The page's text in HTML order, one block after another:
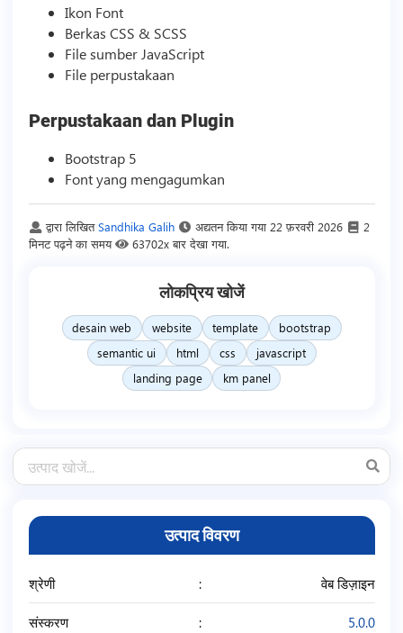
Ikon Font
Berkas CSS & SCSS
File sumber JavaScript
File perpustakaan
Perpustakaan dan Plugin
Bootstrap 5
Font yang mengagumkan
द्वारा लिखितSandhika Galih अद्यतन किया गया 22 फ़रवरी 2026
2
मिनट पढ़ने का समय
63702x बार देखा गया.
लोकप्रिय खोजें
desain web website template
bootstrap
semantic ui
html css
javascript
landing page
km panel
उत्पाद विवरण
श्रेणी वेब डिज़ाइन
संस्करण 5.0.0